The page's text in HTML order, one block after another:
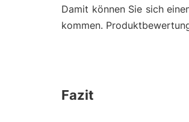
Damit können Sie sich
kommen.
Fazit